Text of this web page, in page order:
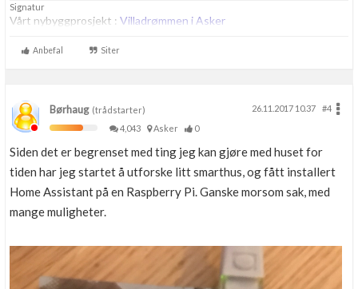
Signatur
Vårt nybyggprosjekt : Villadrømmen i Asker
Anbefal Siter
Børhaug(trådstarter) 26.11.2017 10.37
#4
4,043
Asker 0
Siden det er begrenset med ting jeg kan gjøre med huset for
tiden har jeg startet å utforske litt smarthus, og fått installert
Home Assistant på en Raspberry Pi. Ganske morsom sak, med
mange muligheter.